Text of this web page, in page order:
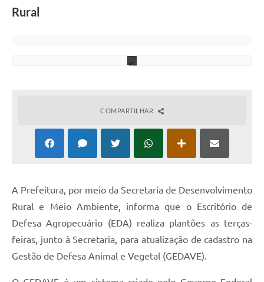
Rural
COMPARTILHAR
A Prefeitura, por meio da Secretaria de Desenvolvimento
Rural e Meio Ambiente, informa que o Escritório de
Defesa Agropecuário (EDA) realiza plantões as terças-
feiras, junto à Secretaria, para atualização de cadastro na
Gestão de Defesa Animal e Vegetal (GEDAVE).